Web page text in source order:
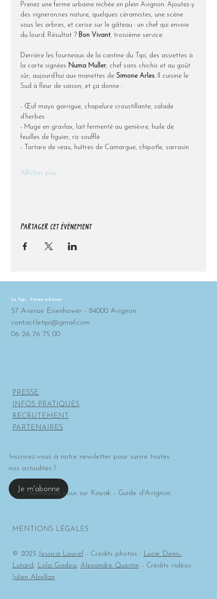
Prenez une ferme urbaine nichée en plein Avignon. Ajoutez-y
des vigneron.nes nature, quelques céramistes, une scène
sous les arbres, et cerise sur le gâteau : un chef qui envoie
du lourd. Résultat ? Bon Vivant, troisième service.
Derrière les fourneaux de la cantine du Tipi, des assiettes à
la carte signées Numa Muller, chef sans chichis et au goût
sûr, aujourd’hui aux manettes de Simone Arles. Il cuisine le
Sud à fleur de saison, et ça donne :
- Œuf mayo garrigue, chapelure croustillante, salade
d’herbes
- Muge en gravlax, lait fermenté au genièvre, huile de
feuilles de figuier, riz soufflé
- Tartare de veau, huîtres de Camargue, chipotle, sarrasin
Afficher plus
PARTAGER CET ÉVÈNEMENT
MENTIONS LÉGALES
© 2025 Jessica Louvel - Crédits photos : Lucie Denis-
Lutard, Lola Gadea, Alexandre Quentin - Crédits vidéos :
Julien Abellan
Le Tipi - Ferme urbaine
57 Avenue Eisenhower - 84000 Avignon
contact.letipi@gmail.com
06 26 76 75 00
PRESSE
INFOS PRATIQUES
RECRUTEMENT
PARTENAIRES
Inscrivez-vous à notre newsletter pour suivre toutes
nos actualités !
Je m'abonne
Retrouvez-nous sur Kayak - Guide d'Avignon